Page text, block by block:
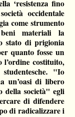
‘resistenza fino
occidentale
come strumento
materiali la
stato di prigionia
quanto fosse un
l’ordine costituito,
"Io
un’oasi di libero
della società" egli
di difendere
di radicalizzare i